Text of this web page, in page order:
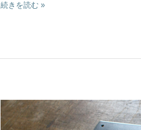
年
続きを読む »
【CANDY
STORE】